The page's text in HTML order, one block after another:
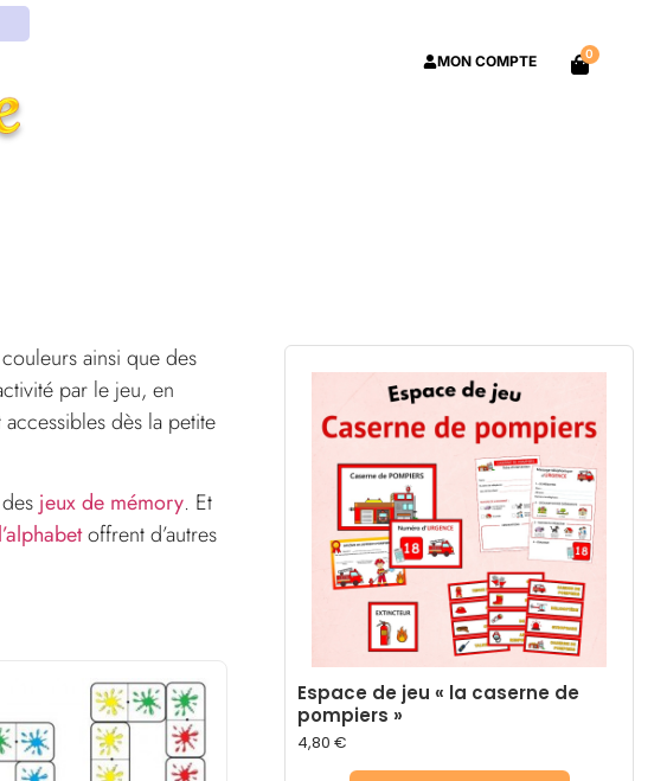
MON COMPTE 0
ainsi que des
par le jeu, en
dès la petite
jeux de mémory. Et
offrent d’autres
Espace de jeu « la caserne de
pompiers »
4,80 €